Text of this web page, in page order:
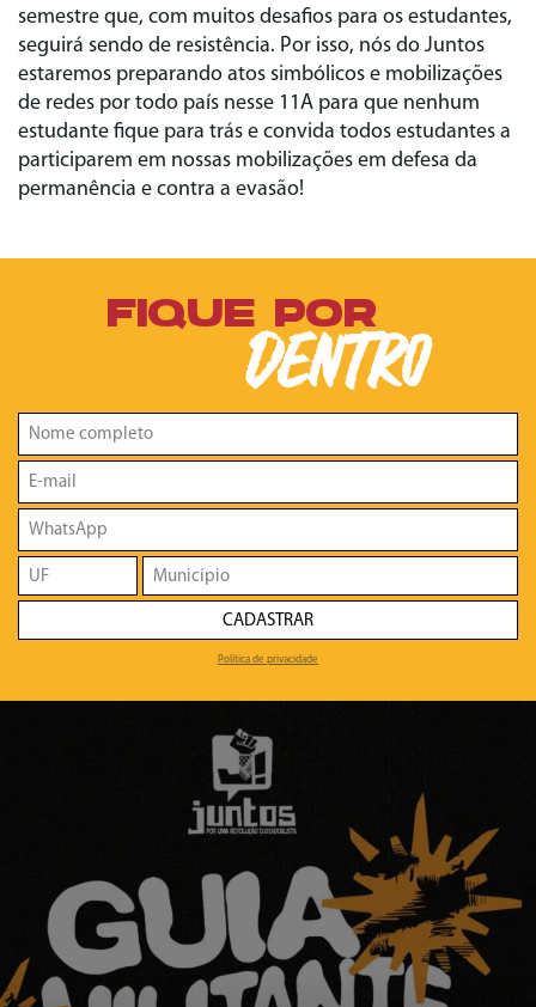
semestre que, com muitos desafios para os estudantes,
seguirá sendo de resistência. Por isso, nós do Juntos
estaremos preparando atos simbólicos e mobilizações
de redes por todo país nesse 11A para que nenhum
estudante fique para trás e convida todos estudantes a
participarem em nossas mobilizações em defesa da
permanência e contra a evasão!
FIQUE POR
DENTRO
CADASTRAR
Política de privacidade